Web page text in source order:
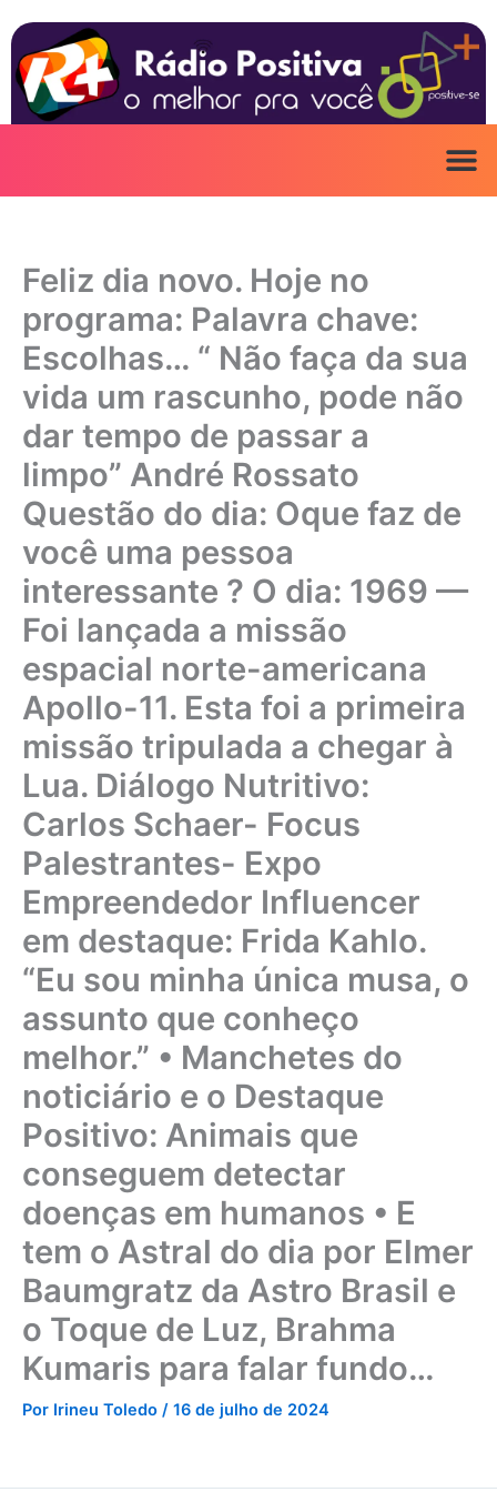
para
conteúdo
Feliz dia novo. Hoje no
programa: Palavra chave:
Escolhas… “ Não faça da sua
vida um rascunho, pode não
dar tempo de passar a
limpo” André Rossato
Questão do dia: Oque faz de
você uma pessoa
interessante ? O dia: 1969 —
Foi lançada a missão
espacial norte-americana
Apollo-11. Esta foi a primeira
missão tripulada a chegar à
Lua. Diálogo Nutritivo:
Carlos Schaer- Focus
Palestrantes- Expo
Empreendedor Influencer
em destaque: Frida Kahlo.
“Eu sou minha única musa, o
assunto que conheço
melhor.” • Manchetes do
noticiário e o Destaque
Positivo: Animais que
conseguem detectar
doenças em humanos • E
tem o Astral do dia por Elmer
Baumgratz da Astro Brasil e
o Toque de Luz, Brahma
Kumaris para falar fundo…
Por Irineu Toledo / 16 de julho de 2024